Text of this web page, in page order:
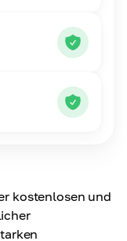
kostenlosen und